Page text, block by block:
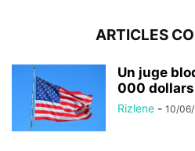
ARTICLES
Un juge
000
Rizlene - 10/